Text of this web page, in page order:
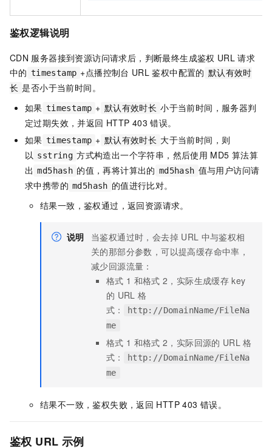
鉴权逻辑说明
CDN 服务器接到资源访问请求后，判断最终生成鉴权 URL 请求
中的 timestamp +点播控制台 URL 鉴权中配置的 默认有效时
长 是否小于当前时间。
如果 timestamp + 默认有效时长 小于当前时间，服务器判
定过期失效，并返回 HTTP 403 错误。
如果 timestamp + 默认有效时长 大于当前时间，则
以 sstring 方式构造出一个字符串，然后使用 MD5 算法算
出 md5hash 的值，再将计算出的 md5hash 值与用户访问请
求中携带的 md5hash 的值进行比对。
结果一致，鉴权通过，返回资源请求。
说明 当鉴权通过时，会去掉 URL 中与鉴权相
关的那部分参数，可以提高缓存命中率，
减少回源流量：
格式 1 和格式 2，实际生成缓存 key
的 URL 格
式：
http://DomainName/FileNa
me
格式 1 和格式 2，实际回源的 URL 格
式：
http://DomainName/FileNa
me
结果不一致，鉴权失败，返回 HTTP 403 错误。
鉴权 URL 示例